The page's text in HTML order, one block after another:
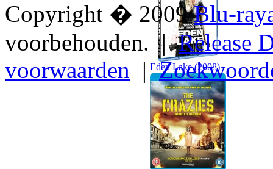
Eden Lake (2008)
Copyright � 2009Blu-
voorbehouden. |Release
voorwaarden |